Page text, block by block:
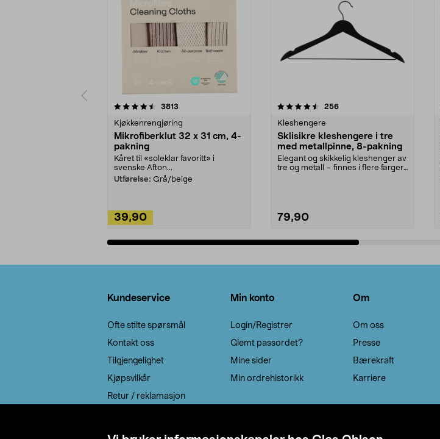
3813
Kjøkkenrengjøring
Mikrofiberklut 32 x 31 cm, 4-
pakning
Kåret til «soleklar favoritt» i
svenske Afton...
Utførelse: Grå/beige
39,90
4.5av 5 stjerner 256anmeldelser
Kleshengere
Sklisikre kleshengere i tre
med metallpinne, 8-pakning
Elegant og skikkelig kleshenger av
tre og metall – finnes i flere farger.
79,90
4.5av 5 stjerner
Kundeservice
Ofte stilte spørsmål
Kontakt oss
Tilgjengelighet
Kjøpsvilkår
Retur / reklamasjon
Min konto
Login/Registrer
Glemt passordet?
Mine sider
Min ordrehistorikk
Om
Om oss
Presse
Bærekraft
Karriere